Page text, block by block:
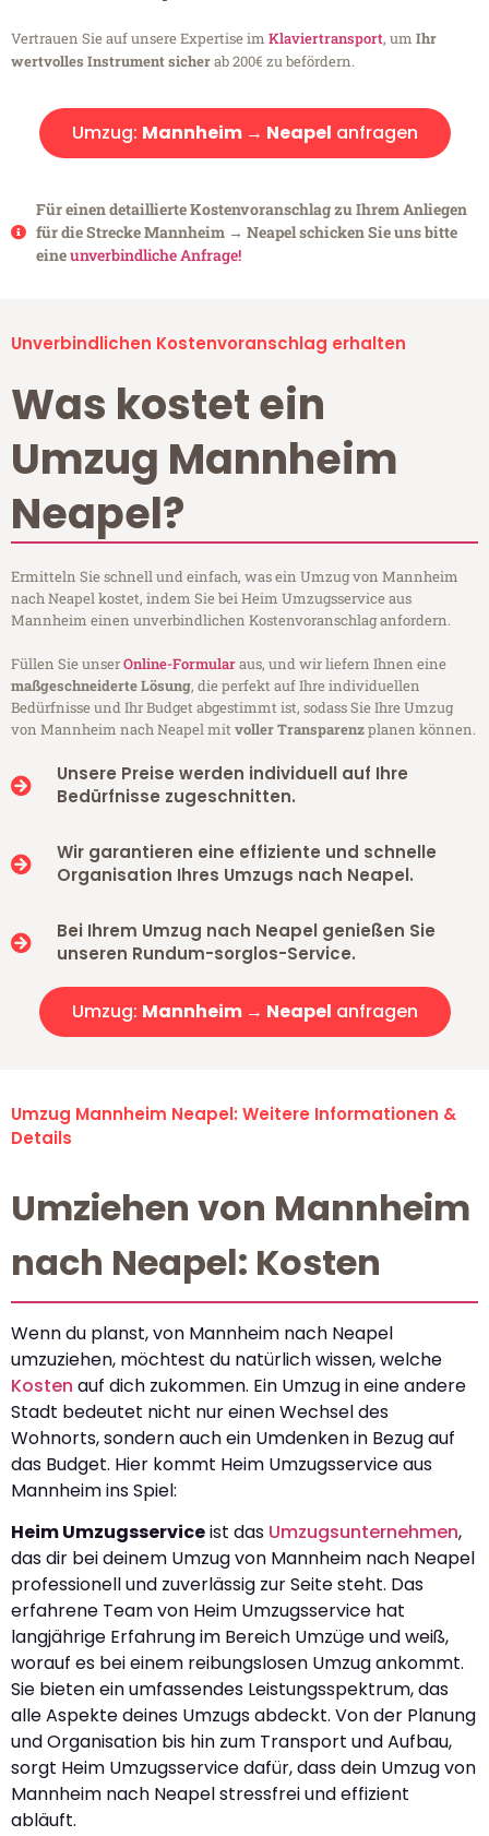
Vertrauen Sie auf unsere Expertise im Klaviertransport, um Ihr
wertvolles Instrument sicherab 200€ zu befördern.
Umzug: Mannheim → Neapel anfragen
Für einen detaillierte Kostenvoranschlag zu Ihrem Anliegen
für die Strecke Mannheim → Neapel schicken Sie uns bitte
eineunverbindliche Anfrage!
Unverbindlichen Kostenvoranschlag erhalten
Was kostet ein
Umzug Mannheim
Neapel?
Ermitteln Sie schnell und einfach, was ein Umzug von Mannheim
nach Neapel kostet, indem Sie bei Heim Umzugsservice aus
Mannheim einen unverbindlichen Kostenvoranschlag anfordern.
Füllen Sie unserOnline-Formularaus, und wir liefern Ihnen eine
maßgeschneiderte Lösung, die perfekt auf Ihre individuellen
Bedürfnisse und Ihr Budget abgestimmt ist, sodass Sie Ihre Umzug
von Mannheim nach Neapel mitvoller Transparenzplanen können.
Unsere Preise werden individuell auf Ihre
Bedürfnisse zugeschnitten.
Wir garantieren eine effiziente und schnelle
Organisation Ihres Umzugs nach Neapel.
Bei Ihrem Umzug nach Neapel genießen Sie
unseren Rundum-sorglos-Service.
Umzug: Mannheim → Neapel anfragen
Umzug Mannheim Neapel: Weitere Informationen &
Details
Umziehen von Mannheim
nach Neapel: Kosten
Wenn du planst, von Mannheim nach Neapel
umzuziehen, möchtest du natürlich wissen, welche
Kosten auf dich zukommen. Ein Umzug in eine andere
Stadt bedeutet nicht nur einen Wechsel des
Wohnorts, sondern auch ein Umdenken in Bezug auf
das Budget. Hier kommt Heim Umzugsservice aus
Mannheim ins Spiel:
Heim Umzugsserviceist das Umzugsunternehmen,
das dir bei deinem Umzug von Mannheim nach Neapel
professionell und zuverlässig zur Seite steht. Das
erfahrene Team von Heim Umzugsservice hat
langjährige Erfahrung im Bereich Umzüge und weiß,
worauf es bei einem reibungslosen Umzug ankommt.
Sie bieten ein umfassendes Leistungsspektrum, das
alle Aspekte deines Umzugs abdeckt. Von der Planung
und Organisation bis hin zum Transport und Aufbau,
sorgt Heim Umzugsservice dafür, dass dein Umzug von
Mannheim nach Neapel stressfrei und effizient
abläuft.